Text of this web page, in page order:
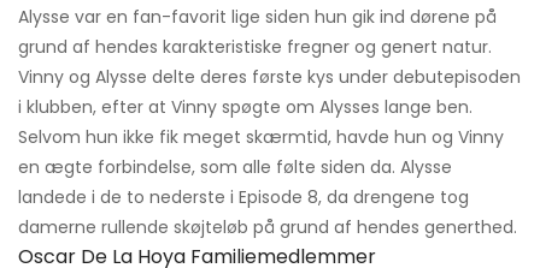
Alysse var en fan-favorit lige siden hun gik ind dørene på
grund af hendes karakteristiske fregner og genert natur.
Vinny og Alysse delte deres første kys under debutepisoden
i klubben, efter at Vinny spøgte om Alysses lange ben.
Selvom hun ikke fik meget skærmtid, havde hun og Vinny
en ægte forbindelse, som alle følte siden da. Alysse
landede i de to nederste i Episode 8, da drengene tog
damerne rullende skøjteløb på grund af hendes generthed.
Oscar De La Hoya Familiemedlemmer